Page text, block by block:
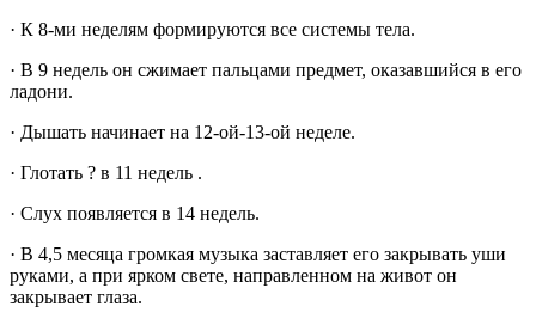
· К 8-ми неделям формируются все системы тела.
· В 9 недель он сжимает пальцами предмет, оказавшийся в его
ладони.
· Дышать начинает на 12-ой-13-ой неделе.
· Глотать ? в 11 недель .
· Слух появляется в 14 недель.
· В 4,5 месяца громкая музыка заставляет его закрывать уши
руками, а при ярком свете, направленном на живот он
закрывает глаза.